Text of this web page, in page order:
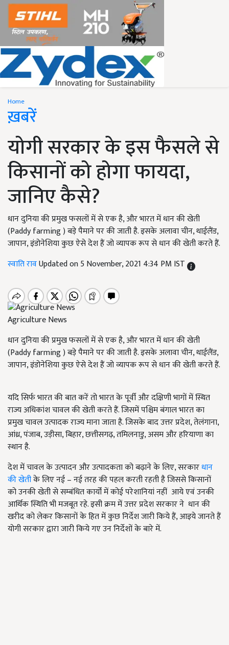
Home
ख़बरें
योगी सरकार के इस फैसले से
किसानों को होगा फायदा,
जानिए कैसे?
धान दुनिया की प्रमुख फसलों में से एक है, और भारत में धान की खेती
(Paddy farming ) बड़े पैमाने पर की जाती है. इसके अलावा चीन, थाईलैंड,
जापान, इंडोनेशिया कुछ ऐसे देश हैं जो व्यापक रूप से धान की खेती करते हैं.
स्वाति रावUpdated on 5 November, 2021 4:34 PM IST
Agriculture News
धान दुनिया की प्रमुख फसलों में से एक है, और भारत में धान की खेती
(Paddy farming ) बड़े पैमाने पर की जाती है. इसके अलावा चीन, थाईलैंड,
जापान, इंडोनेशिया कुछ ऐसे देश हैं जो व्यापक रूप से धान की खेती करते हैं.
यदि सिर्फ भारत की बात करें तो भारत के पूर्वी और दक्षिणी भागों में स्थित
राज्य अधिकांश चावल की खेती करते हैं. जिसमें पश्चिम बंगाल भारत का
प्रमुख चावल उत्पादक राज्य माना जाता है. जिसके बाद उत्तर प्रदेश, तेलंगाना,
आंध्र, पंजाब, उड़ीसा, बिहार, छत्तीसगढ़, तमिलनाडु, असम और हरियाणा का
स्थान है.
देश में चावल के उत्पादन और उत्पादकता को बढ़ाने के लिए, सरकारधान
की खेतीके लिए नई – नई तरह की पहल करती रहती है जिससे किसानों
को उनकी खेती से सम्बंधित कार्यों में कोई परेशानियां नहीं आये एवं उनकी
आर्थिक स्थिति भी मजबूत रहे. इसी क्रम में उत्तर प्रदेश सरकार ने धान की
खरीद को लेकर किसानों के हित में कुछ निर्देश जारी किये हैं, आइये जानते हैं
योगी सरकार द्वारा जारी किये गए उन निर्देशों के बारे में.